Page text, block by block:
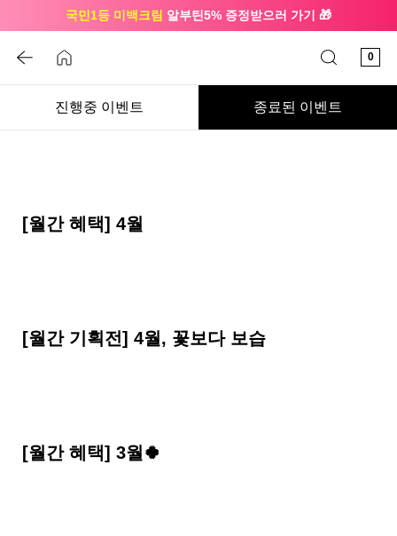
국민1등 미백크림 알부틴5% 증정받으러 가기 🎁
0
진행중 이벤트 종료된 이벤트
[월간 혜택] 4월
[월간 기획전] 4월, 꽃보다 보습
[월간 혜택] 3월🍀